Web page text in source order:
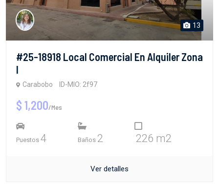
13
#25-18918 Local Comercial En Alquiler Zona
I
Carabobo ID-MIO: 2f97
$ 1,200/Mes
Puestos 4 Baños 2 226 m2
Ver detalles